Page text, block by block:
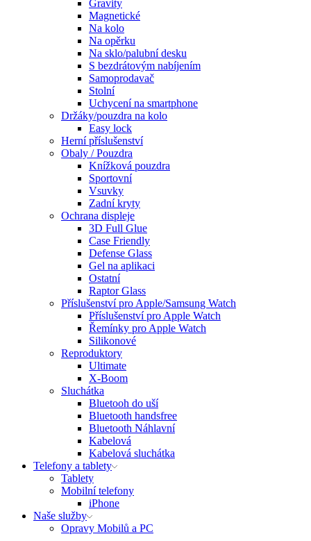
Gravity
Magnetické
Na kolo
Na opěrku
Na sklo/palubní desku
S bezdrátovým nabíjením
Samoprodavač
Stolní
Uchycení na smartphone
Držáky/pouzdra na kolo
Easy lock
Herní příslušenství
Obaly / Pouzdra
Knížková pouzdra
Sportovní
Vsuvky
Zadní kryty
Ochrana displeje
3D Full Glue
Case Friendly
Defense Glass
Gel na aplikaci
Ostatní
Raptor Glass
Příslušenství pro Apple/Samsung Watch
Příslušenství pro Apple Watch
Řemínky pro Apple Watch
Silikonové
Reproduktory
Ultimate
X-Boom
Sluchátka
Bluetooh do uší
Bluetooth handsfree
Bluetooth Náhlavní
Kabelová
Kabelová sluchátka
Telefony a tablety
Tablety
Mobilní telefony
iPhone
Naše služby
Opravy Mobilů a PC